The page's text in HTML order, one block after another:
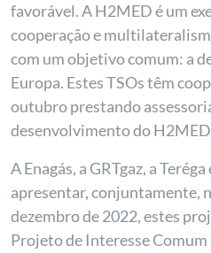
favorável. A H2MED é um
cooperação e
com um objetivo comum: a
Europa. Estes TSOs têm
outubro prestando
desenvolvimento do
A Enagás, a GRTgaz, a
apresentar, conjuntamente,
dezembro de 2022, estes
Projeto de Interesse